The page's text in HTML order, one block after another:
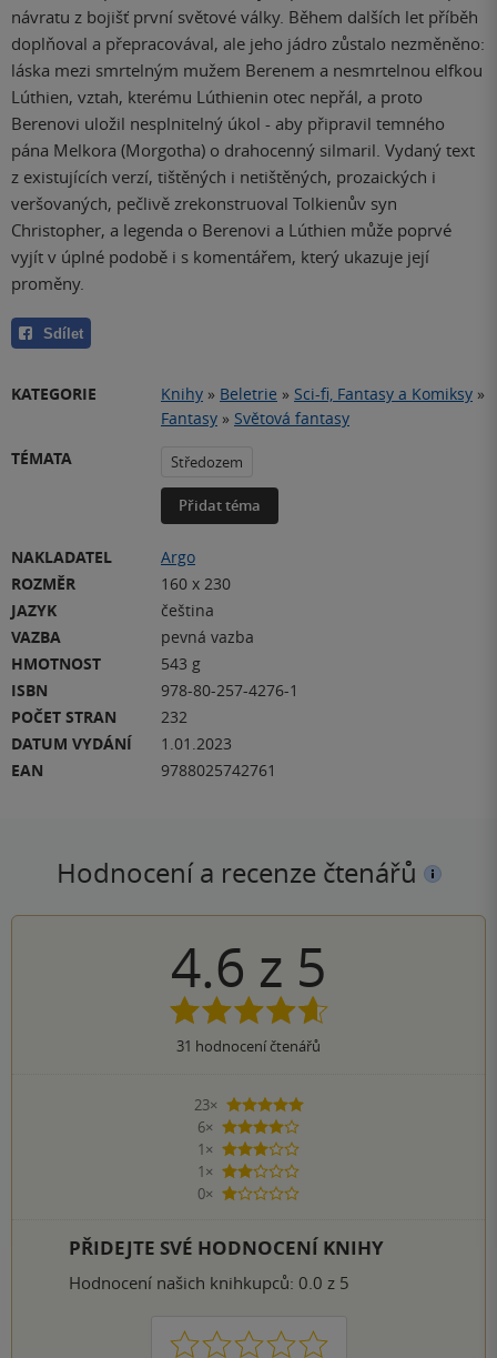
návratu z bojišť první světové války. Během dalších let příběh
doplňoval a přepracovával, ale jeho jádro zůstalo nezměněno:
láska mezi smrtelným mužem Berenem a nesmrtelnou elfkou
Lúthien, vztah, kterému Lúthienin otec nepřál, a proto
Berenovi uložil nesplnitelný úkol - aby připravil temného
pána Melkora (Morgotha) o drahocenný silmaril. Vydaný text
z existujících verzí, tištěných i netištěných, prozaických i
veršovaných, pečlivě zrekonstruoval Tolkienův syn
Christopher, a legenda o Berenovi a Lúthien může poprvé
vyjít v úplné podobě i s komentářem, který ukazuje její
proměny.
Sdílet
KATEGORIE Knihy » Beletrie » Sci-fi, Fantasy a Komiksy »
Fantasy » Světová fantasy
TÉMATA
Středozem
Přidat téma
NAKLADATEL
Argo
ROZMĚR
160 x 230
JAZYK
čeština
VAZBA
pevná vazba
HMOTNOST
543 g
ISBN
978-80-257-4276-1
POČET STRAN
232
DATUM VYDÁNÍ
1.01.2023
EAN
9788025742761
Hodnocení a recenze čtenářů
4.6 z 5
31 hodnocení čtenářů
23×
5 hvězdiček
6×
4 hvězdičky
1×
3 hvězdičky
1×
2 hvězdičky
0×
1 hvezdička
PŘIDEJTE SVÉ HODNOCENÍ KNIHY
Hodnocení našich knihkupců: 0.0 z 5
1 2 3 4 5